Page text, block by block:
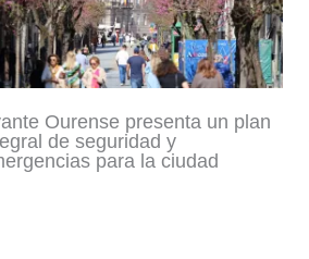
Ourense presenta un plan
de seguridad y
para la ciudad